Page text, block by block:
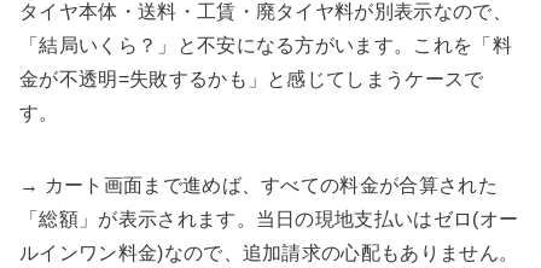
タイヤ本体・送料・工賃・廃タイヤ料が別表示なので、
「結局いくら？」と不安になる方がいます。これを「料
金が不透明=失敗するかも」と感じてしまうケースで
す。
→ カート画面まで進めば、すべての料金が合算された
「総額」が表示されます。当日の現地支払いはゼロ(オー
ルインワン料金)なので、追加請求の心配もありません。